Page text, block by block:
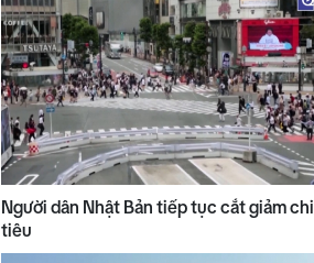
Người dân Nhật Bản tiếp tục cắt giảm chi
tiêu